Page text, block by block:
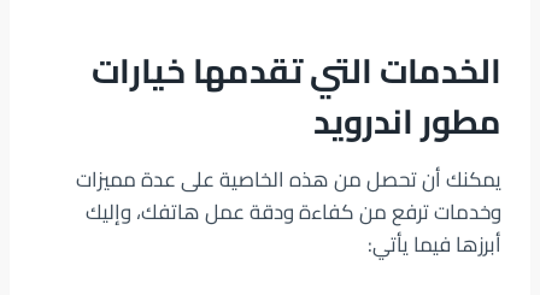
الخدمات التي تقدمها خيارات
مطور اندرويد
يمكنك أن تحصل من هذه الخاصية على عدة مميزات
وخدمات ترفع من كفاءة ودقة عمل هاتفك، وإليك
أبرزها فيما يأتي: